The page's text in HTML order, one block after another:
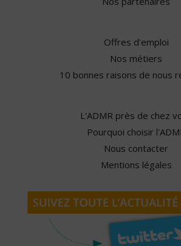
Offres d'emploi
Nos métiers
10 bonnes raisons de nous
L'ADMR près de chez
Pourquoi choisir
Nous contacter
Mentions légales